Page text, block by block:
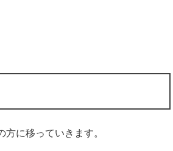
方に移っていきます。